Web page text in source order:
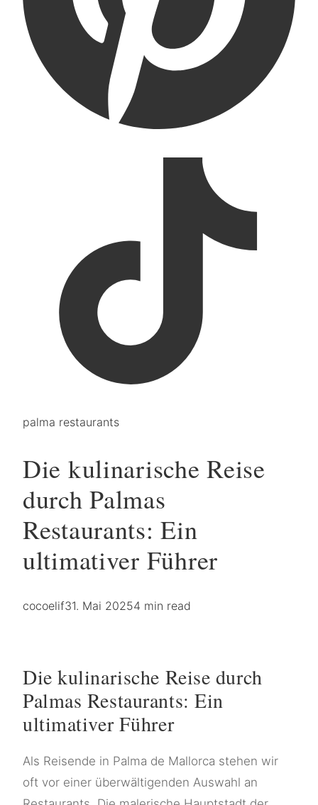
palma restaurants
Die kulinarische Reise
durch Palmas
Restaurants: Ein
ultimativer Führer
cocoelif31. Mai 20254 min read
Die kulinarische Reise durch
Palmas Restaurants: Ein
ultimativer Führer
Als Reisende in Palma de Mallorca stehen wir
oft vor einer überwältigenden Auswahl an